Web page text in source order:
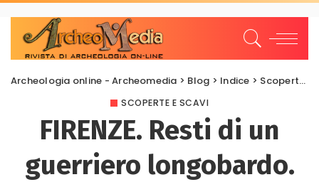
Archeologia online - Archeomedia > Blog > Indice > Scoperte e scavi
SCOPERTE E SCAVI
FIRENZE. Resti di un
guerriero longobardo.